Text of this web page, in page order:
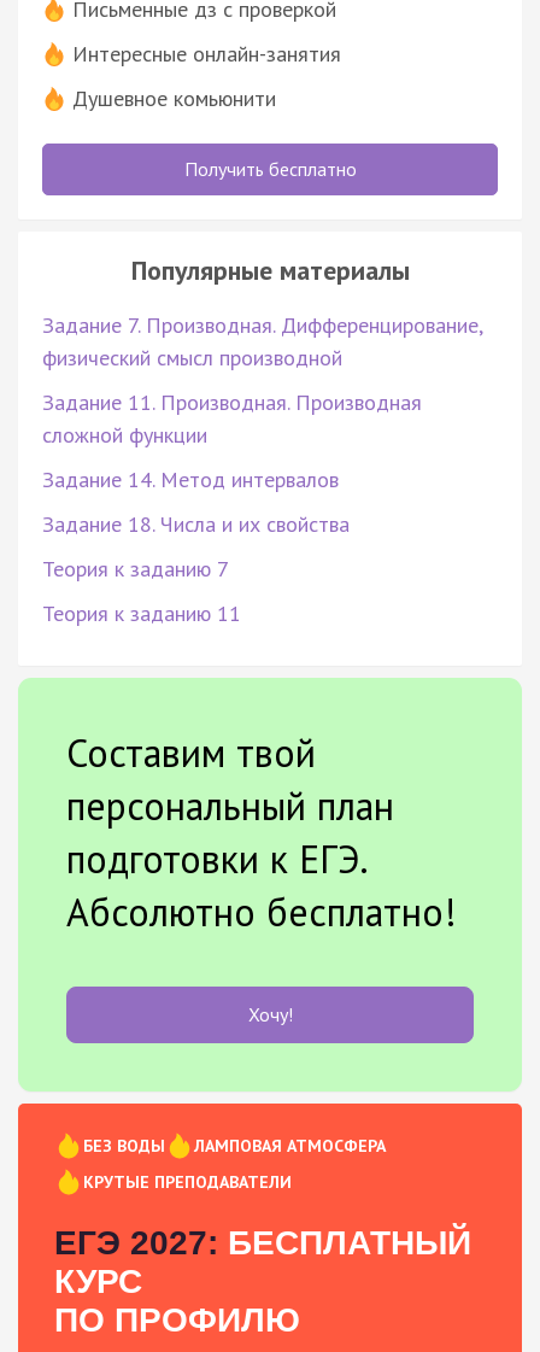
Письменные дз с проверкой
Интересные онлайн-занятия
Душевное комьюнити
Получить бесплатно
Популярные материалы
Задание 7. Производная. Дифференцирование,
физический смысл производной
Задание 11. Производная. Производная
сложной функции
Задание 14. Метод интервалов
Задание 18. Числа и их свойства
Теория к заданию 7
Теория к заданию 11
Составим твой
персональный план
подготовки к ЕГЭ.
Абсолютно бесплатно!
Хочу!
БЕЗ ВОДЫ
ЛАМПОВАЯ АТМОСФЕРА
КРУТЫЕ ПРЕПОДАВАТЕЛИ
ЕГЭ 2027: БЕСПЛАТНЫЙ
КУРС
ПО ПРОФИЛЮ